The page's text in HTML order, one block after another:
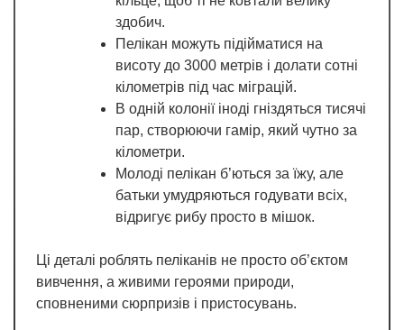
здобич.
Пелікан можуть підійматися на
висоту до 3000 метрів і долати сотні
кілометрів під час міграцій.
В одній колонії іноді гніздяться тисячі
пар, створюючи гамір, який чутно за
кілометри.
Молоді пелікан б’ються за їжу, але
батьки умудряються годувати всіх,
відригує рибу просто в мішок.
Ці деталі роблять пеліканів не просто об’єктом
вивчення, а живими героями природи,
сповненими сюрпризів і пристосувань.